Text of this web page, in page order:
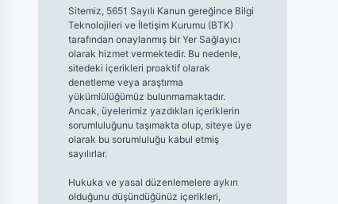
Sitemiz, 5651 Sayılı Kanun gereğince Bilgi
Teknolojileri ve İletişim Kurumu (BTK)
tarafından onaylanmış bir Yer Sağlayıcı
olarak hizmet vermektedir. Bu nedenle,
sitedeki içerikleri proaktif olarak
denetleme veya araştırma
yükümlülüğümüz bulunmamaktadır.
Ancak, üyelerimiz yazdıkları içeriklerin
sorumluluğunu taşımakta olup, siteye üye
olarak bu sorumluluğu kabul etmiş
sayılırlar.
Hukuka ve yasal düzenlemelere aykırı
olduğunu düşündüğünüz içerikleri,